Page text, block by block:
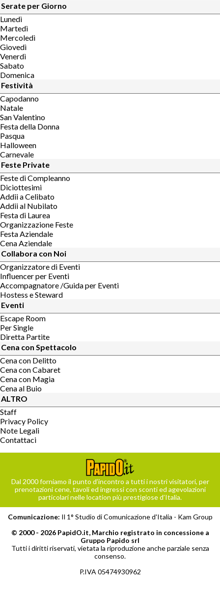
Serate per Giorno
Lunedì
Martedì
Mercoledì
Giovedì
Venerdì
Sabato
Domenica
Festività
Capodanno
Natale
San Valentino
Festa della Donna
Pasqua
Halloween
Carnevale
Feste Private
Feste di Compleanno
Diciottesimi
Addii a Celibato
Addii al Nubilato
Festa di Laurea
Organizzazione Feste
Festa Aziendale
Cena Aziendale
Collabora con Noi
Organizzatore di Eventi
Influencer per Eventi
Accompagnatore /Guida per Eventi
Hostess e Steward
Eventi
Escape Room
Per Single
Diretta Partite
Cena con Spettacolo
Cena con Delitto
Cena con Cabaret
Cena con Magia
Cena al Buio
ALTRO
Staff
Privacy Policy
Note Legali
Contattaci
Dal 2000 forniamo il punto d’incontro a tutti i nostri visitatori, per
prenotazioni cene, tavoli ed ingressi con sconti ed agevolazioni
particolari nelle location più prestigiose d’Italia.
Comunicazione: Il 1° Studio di Comunicazione d'Italia - Kam Group
© 2000 - 2026 PapidO.it, Marchio registrato in concessione a
Gruppo Papido srl
Tutti i diritti riservati, vietata la riproduzione anche parziale senza
consenso.
P.IVA 05474930962